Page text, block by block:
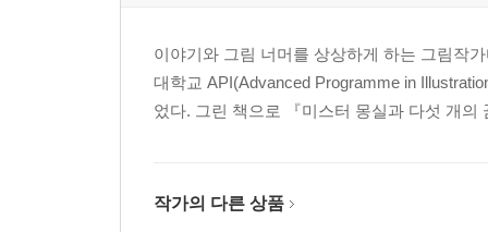
이야기와 그림 너머를 상상하게 하는 그림작
대학교 API(Advanced Programme in
었다. 그린 책으로 『미스터 몽실과 다섯 개
작가의 다른 상품